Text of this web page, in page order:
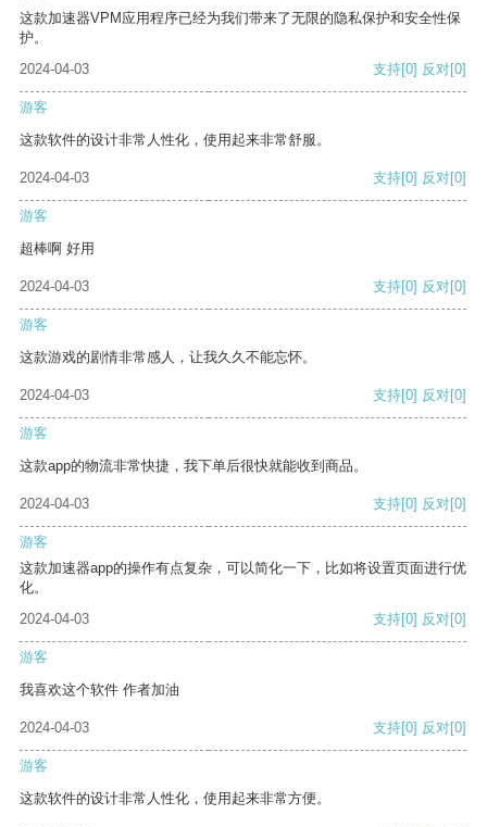
这款加速器VPM应用程序已经为我们带来了无限的隐私保护和安全性保
护。
2024-04-03
支持[0] 反对[0]
游客
这款软件的设计非常人性化，使用起来非常舒服。
2024-04-03 支持[0] 反对[0]
游客
超棒啊 好用
2024-04-03 支持[0] 反对[0]
游客
这款游戏的剧情非常感人，让我久久不能忘怀。
2024-04-03 支持[0] 反对[0]
游客
这款app的物流非常快捷，我下单后很快就能收到商品。
2024-04-03 支持[0] 反对[0]
游客
这款加速器app的操作有点复杂，可以简化一下，比如将设置页面进行优
化。
2024-04-03
支持[0] 反对[0]
游客
我喜欢这个软件 作者加油
2024-04-03 支持[0] 反对[0]
游客
这款软件的设计非常人性化，使用起来非常方便。